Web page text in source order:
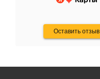
Оставить отзыв